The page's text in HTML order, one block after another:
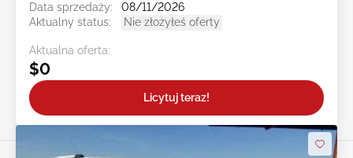
Data sprzedaży:
08/11/2026
Aktualny status:
Nie złożyłeś oferty
Aktualna oferta:
$0
Licytuj teraz!